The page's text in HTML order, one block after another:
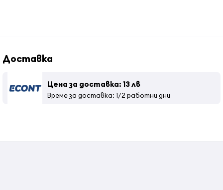
Доставка
Цена за доставка: 13 лв
Време за доставка: 1/2 работни дни